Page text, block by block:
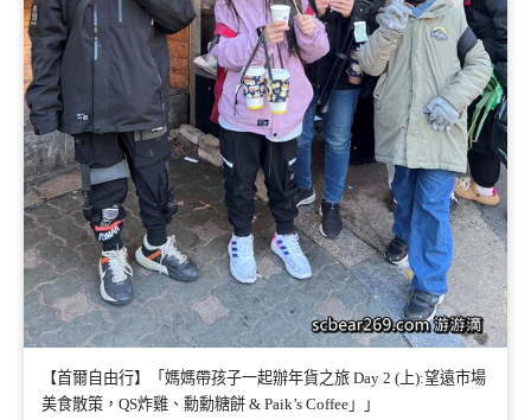
【首爾自由行】「媽媽帶孩子一起辦年貨之旅 Day 2 (上):望遠市場
美食散策，QS炸雞、勳勳糖餅 & Paik’s Coffee」」